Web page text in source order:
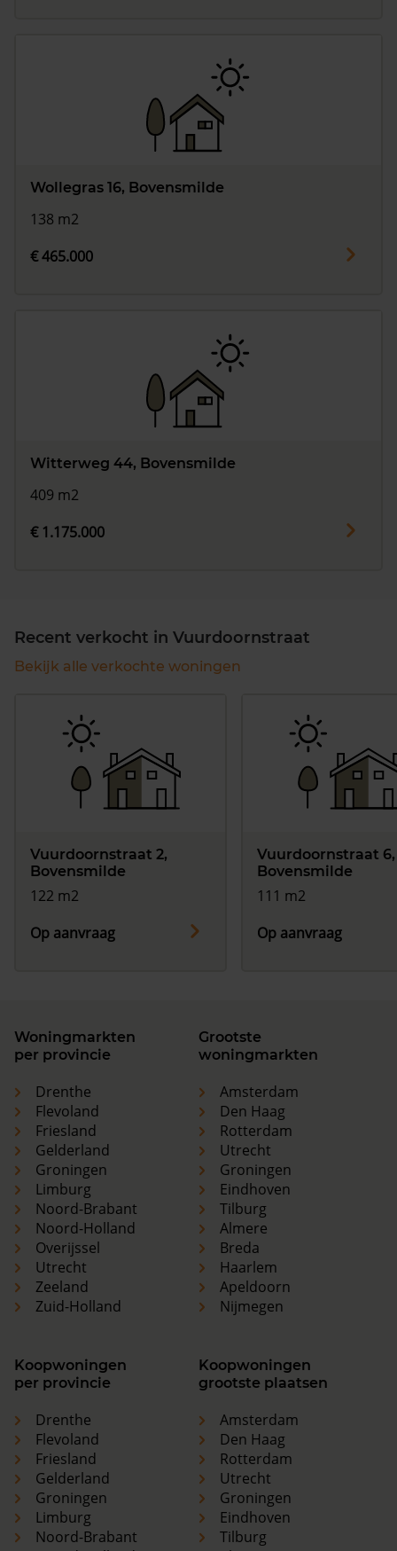
Wollegras 16, Bovensmilde
138 m2
€ 465.000
Witterweg 44, Bovensmilde
409 m2
€ 1.175.000
Recent verkocht in Vuurdoornstraat
Bekijk alle verkochte woningen
Vuurdoornstraat 2,
Bovensmilde
122 m2
Op aanvraag
Vuurdoornstraat 6,
Bovensmilde
111 m2
Op aanvraag
Woningmarkten
per provincie
Drenthe
Flevoland
Friesland
Gelderland
Groningen
Limburg
Noord-Brabant
Noord-Holland
Overijssel
Utrecht
Zeeland
Zuid-Holland
Grootste
woningmarkten
Amsterdam
Den Haag
Rotterdam
Utrecht
Groningen
Eindhoven
Tilburg
Almere
Breda
Haarlem
Apeldoorn
Nijmegen
Koopwoningen
per provincie
Drenthe
Flevoland
Friesland
Gelderland
Groningen
Limburg
Noord-Brabant
Koopwoningen
grootste plaatsen
Amsterdam
Den Haag
Rotterdam
Utrecht
Groningen
Eindhoven
Tilburg